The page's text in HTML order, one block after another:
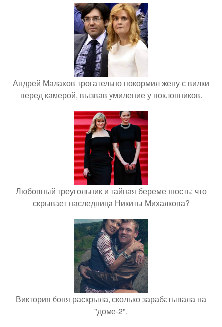
Андрей Малахов трогательно покормил жену с вилки
перед камерой, вызвав умиление у поклонников.
Любовный треугольник и тайная беременность: что
скрывает наследница Никиты Михалкова?
Виктория боня раскрыла, сколько зарабатывала на
"доме-2".